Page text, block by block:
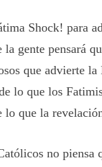
Shock! para
gente pensará
que advierte
lo que los
que la
no piensa